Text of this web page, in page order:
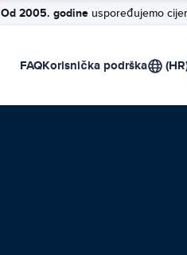
Od 2005. godine uspoređujemo
FAQKorisnička podrška